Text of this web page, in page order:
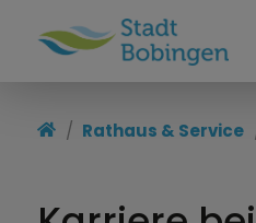
Leben & Wohnen
Rathaus & Service